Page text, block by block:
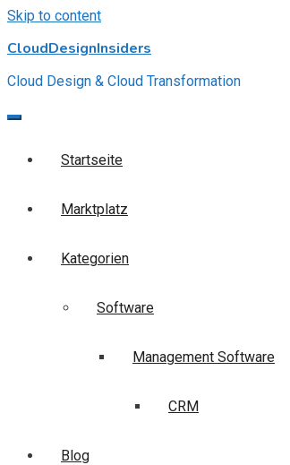
Skip to content
CloudDesignInsiders
Cloud Design & Cloud Transformation
Startseite
Marktplatz
Kategorien
Software
Management Software
CRM
Blog